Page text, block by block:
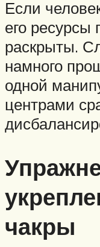
Если
его ресурсы
раскрыты.
намного
одной
центрами
чакры